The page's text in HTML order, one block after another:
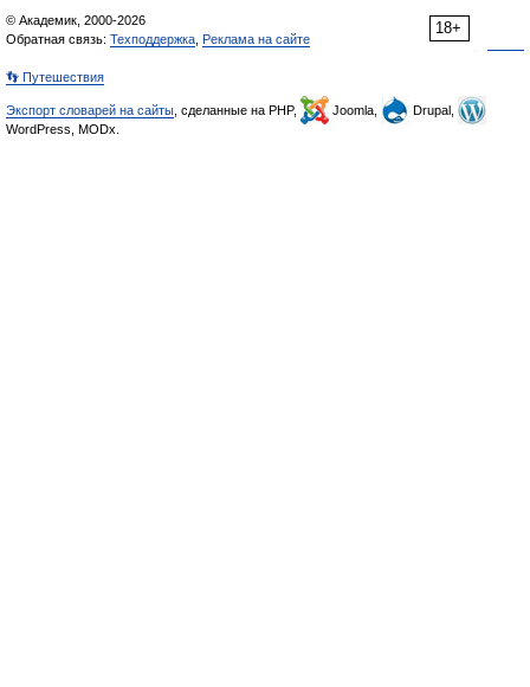
18+
© Академик, 2000-2026
Обратная связь: Техподдержка Реклама на сайте
👣 Путешествия
Экспорт словарей на сайты , сделанные на PHP, Joomla,
Drupal,
WordPress, MODx.